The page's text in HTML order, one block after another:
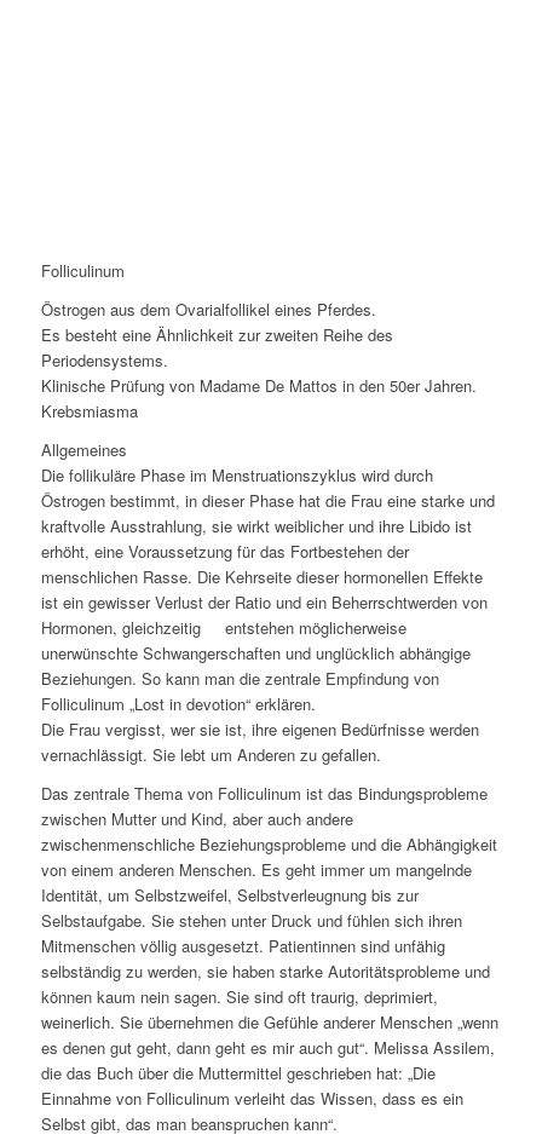
Folliculinum
Östrogen aus dem Ovarialfollikel eines Pferdes.
Es besteht eine Ähnlichkeit zur zweiten Reihe des
Periodensystems.
Klinische Prüfung von Madame De Mattos in den 50er Jahren.
Krebsmiasma
Allgemeines
Die follikuläre Phase im Menstruationszyklus wird durch
Östrogen bestimmt, in dieser Phase hat die Frau eine starke und
kraftvolle Ausstrahlung, sie wirkt weiblicher und ihre Libido ist
erhöht, eine Voraussetzung für das Fortbestehen der
menschlichen Rasse. Die Kehrseite dieser hormonellen Effekte
ist ein gewisser Verlust der Ratio und ein Beherrschtwerden von
Hormonen, gleichzeitig entstehen möglicherweise
unerwünschte Schwangerschaften und unglücklich abhängige
Beziehungen. So kann man die zentrale Empfindung von
Folliculinum „Lost in devotion“ erklären.
Die Frau vergisst, wer sie ist, ihre eigenen Bedürfnisse werden
vernachlässigt. Sie lebt um Anderen zu gefallen.
Das zentrale Thema von Folliculinum ist das Bindungsprobleme
zwischen Mutter und Kind, aber auch andere
zwischenmenschliche Beziehungsprobleme und die Abhängigkeit
von einem anderen Menschen. Es geht immer um mangelnde
Identität, um Selbstzweifel, Selbstverleugnung bis zur
Selbstaufgabe. Sie stehen unter Druck und fühlen sich ihren
Mitmenschen völlig ausgesetzt. Patientinnen sind unfähig
selbständig zu werden, sie haben starke Autoritätsprobleme und
können kaum nein sagen. Sie sind oft traurig, deprimiert,
weinerlich. Sie übernehmen die Gefühle anderer Menschen „wenn
es denen gut geht, dann geht es mir auch gut“. Melissa Assilem,
die das Buch über die Muttermittel geschrieben hat: „Die
Einnahme von Folliculinum verleiht das Wissen, dass es ein
Selbst gibt, das man beanspruchen kann“.